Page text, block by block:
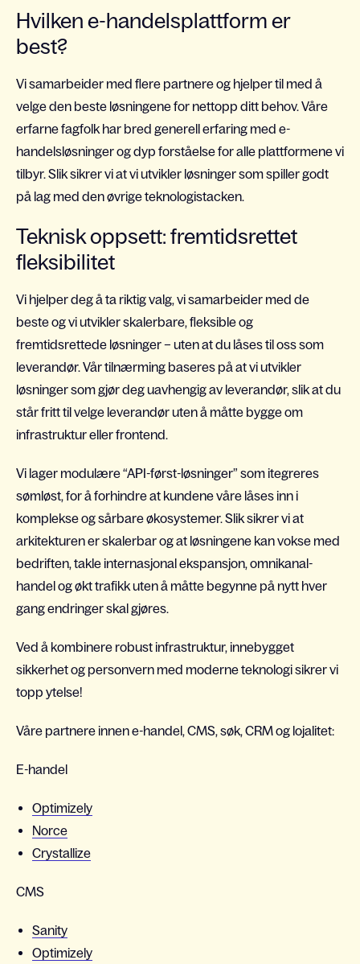
Hvilken e-handelsplattform er
best?
Vi samarbeider med flere partnere og hjelper til med å
velge den beste løsningene for nettopp ditt behov. Våre
erfarne fagfolk har bred generell erfaring med e-
handelsløsninger og dyp forståelse for alle plattformene vi
tilbyr. Slik sikrer vi at vi utvikler løsninger som spiller godt
på lag med den øvrige teknologistacken.
Teknisk oppsett: fremtidsrettet
fleksibilitet
Vi hjelper deg å ta riktig valg, vi samarbeider med de
beste og vi utvikler skalerbare, fleksible og
fremtidsrettede løsninger – uten at du låses til oss som
leverandør. Vår tilnærming baseres på at vi utvikler
løsninger som gjør deg uavhengig av leverandør, slik at du
står fritt til velge leverandør uten å måtte bygge om
infrastruktur eller frontend.
Vi lager modulære “API-først-løsninger” som itegreres
sømløst, for å forhindre at kundene våre låses inn i
komplekse og sårbare økosystemer. Slik sikrer vi at
arkitekturen er skalerbar og at løsningene kan vokse med
bedriften, takle internasjonal ekspansjon, omnikanal-
handel og økt trafikk uten å måtte begynne på nytt hver
gang endringer skal gjøres.
Ved å kombinere robust infrastruktur, innebygget
sikkerhet og personvern med moderne teknologi sikrer vi
topp ytelse!
Våre partnere innen e-handel, CMS, søk, CRM og lojalitet:
E-handel
Optimizely
Norce
Crystallize
CMS
Sanity
Optimizely